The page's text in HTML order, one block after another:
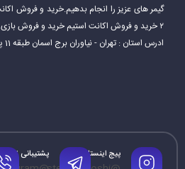
موفقیت در بازی تقویت کنند.
۲ خرید و فروش اکانت استیم خرید و فروش بازی سی اس گو تخصص ماست.
ادرس استان : تهران - نیاوران برج اسمان طبقه 11 پلاک 1104
پیج اینستاگرام پشتیبانی تلگرام